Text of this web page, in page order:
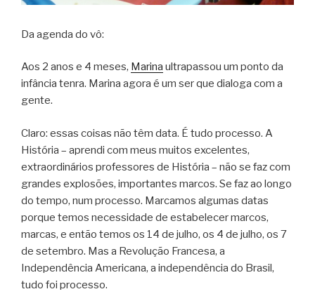
Da agenda do vô:
Aos 2 anos e 4 meses, Marina ultrapassou um ponto da
infância tenra. Marina agora é um ser que dialoga com a
gente.
Claro: essas coisas não têm data. É tudo processo. A
História – aprendi com meus muitos excelentes,
extraordinários professores de História – não se faz com
grandes explosões, importantes marcos. Se faz ao longo
do tempo, num processo. Marcamos algumas datas
porque temos necessidade de estabelecer marcos,
marcas, e então temos os 14 de julho, os 4 de julho, os 7
de setembro. Mas a Revolução Francesa, a
Independência Americana, a independência do Brasil,
tudo foi processo.